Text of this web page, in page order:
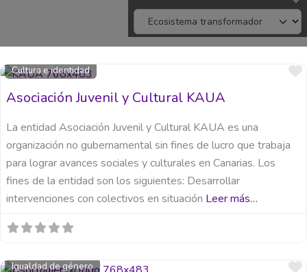
Cultura e identidad
Asociación Juvenil y Cultural KAUA
La entidad Asociación Juvenil y Cultural KAUA es una
organización no gubernamental sin fines de lucro que trabaja
para lograr avances sociales y culturales en Canarias. Los
fines de la entidad son los siguientes: Desarrollar
intervenciones con colectivos en situación Leer más…
Igualdad de género